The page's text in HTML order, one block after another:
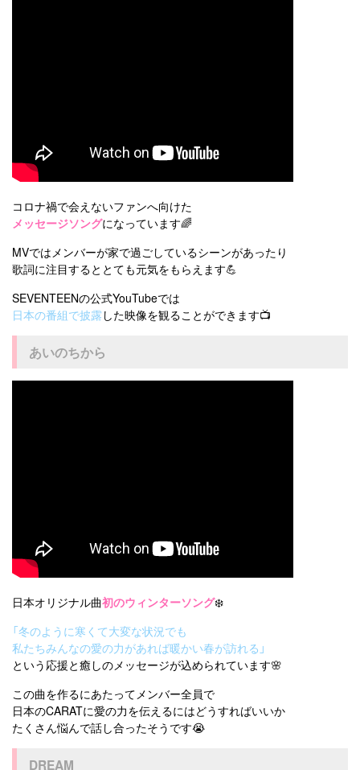
コロナ禍で会えないファンへ向けた
メッセージソングになっています🌈
MVではメンバーが家で過ごしているシーンがあったり
歌詞に注目するととても元気をもらえます💪
SEVENTEENの公式YouTubeでは
日本の番組で披露 した映像を観ることができます📺
あいのちから
日本オリジナル曲初のウィンターソング❄️
「冬のように寒くて大変な状況でも
私たちみんなの愛の力があれば暖かい春が訪れる」
という応援と癒しのメッセージが込められています🌸
この曲を作るにあたってメンバー全員で
日本のCARATに愛の力を伝えるにはどうすればいいか
たくさん悩んで話し合ったそうです😭
DREAM